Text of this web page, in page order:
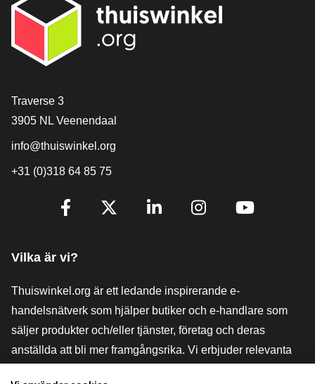
[_General:Contact]
Traverse 3
3905 NL Veenendaal
info@thuiswinkel.org
+31 (0)318 64 85 75
[_General:SocialMediaTitle]
Vilka är vi?
Thuiswinkel.org är ett ledande inspirerande e-
handelsnätverk som hjälper butiker och e-handlare som
säljer produkter och/eller tjänster, företag och deras
anställda att bli mer framgångsrika. Vi erbjuder relevanta